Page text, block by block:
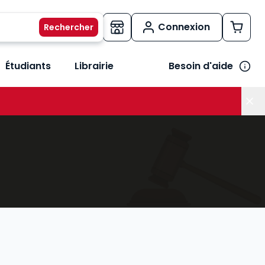
Connexion
métiers
le sous-menu Vos besoins
Étudiants Librairie Besoin d'aide